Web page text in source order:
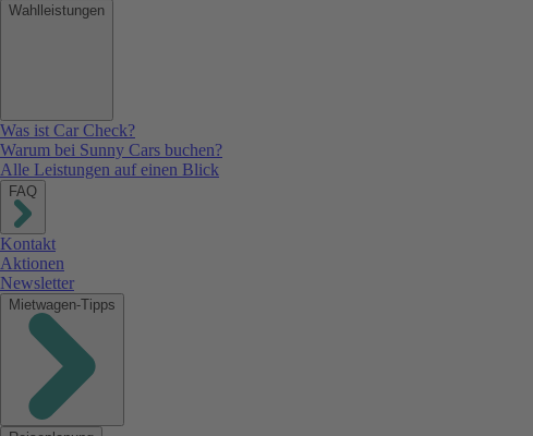
Wahlleistungen
Was ist Car Check?
Warum bei Sunny Cars buchen?
Alle Leistungen auf einen Blick
FAQ
Kontakt
Aktionen
Newsletter
Mietwagen-Tipps